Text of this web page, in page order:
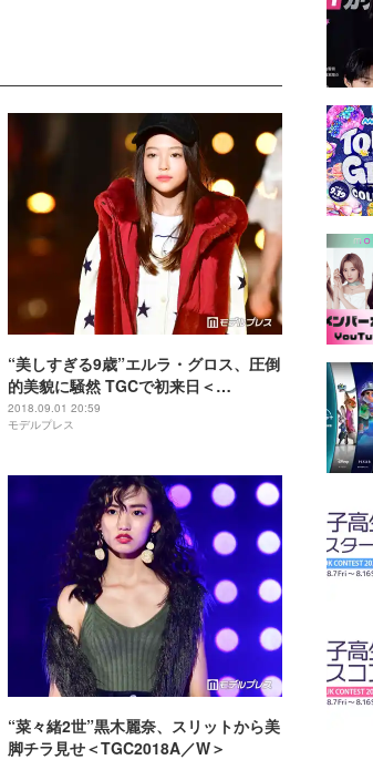
“美しすぎる9歳”エルラ・グロス、圧倒
的美貌に騒然 TGCで初来日＜
TGC2018A／W＞
2018.09.01 20:59
モデルプレス
“菜々緒2世”黒木麗奈、スリットから美
脚チラ見せ＜TGC2018A／W＞